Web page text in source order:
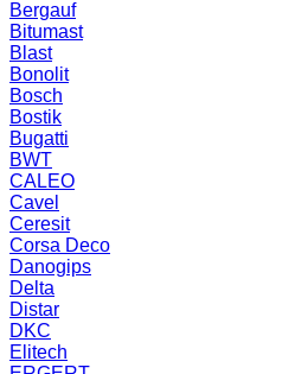
Bergauf
Bitumast
Blast
Bonolit
Bosch
Bostik
Bugatti
BWT
CALEO
Cavel
Ceresit
Corsa Deco
Danogips
Delta
Distar
DKC
Elitech